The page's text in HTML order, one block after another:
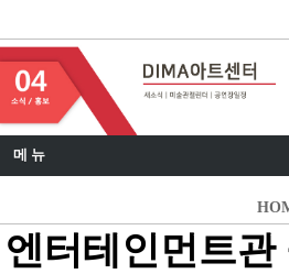
메 뉴
엔터테인먼트관